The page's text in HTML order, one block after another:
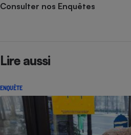
Consulter nos Enquêtes
Lire aussi
ENQUÊTE